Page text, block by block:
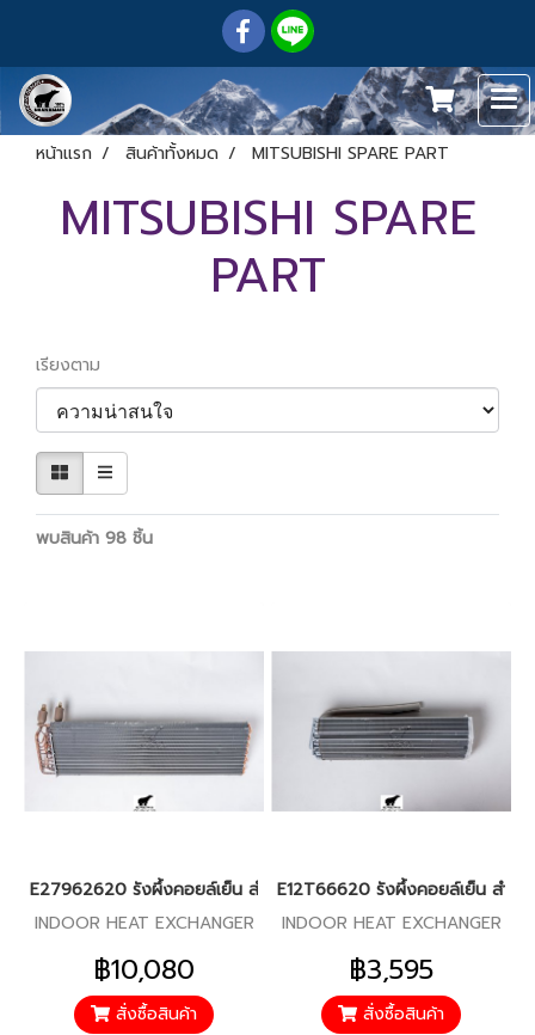
หน้าแรก สินค้าทั้งหมด MITSUBISHI SPARE PART
MITSUBISHI SPARE
PART
เรียงตาม
พบสินค้า 98 ชิ้น
E27962620 รังผึ้งคอยล์เย็น สำหรับแอร์มิตซู รุ่น PLY-M24,PLY-M30
INDOOR HEAT EXCHANGER
฿10,080
สั่งซื้อสินค้า
E12T66620 รังผึ้งคอยล์เย็น สำหรั
INDOOR HEAT EXCHANGER
฿3,595
สั่งซื้อสินค้า